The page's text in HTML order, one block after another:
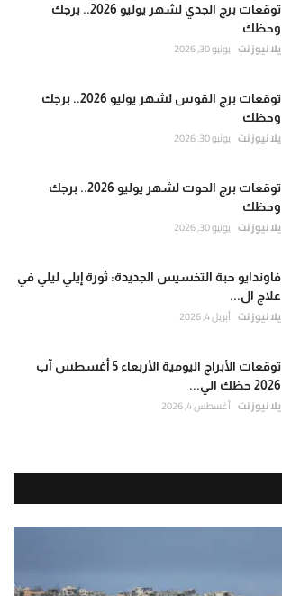
توقعات برج الجدي لشهر يوليو 2026.. برجك
وحظك
يلا نيوز نت يونيو 30, 2026
توقعات برج القوس لشهر يوليو 2026.. برجك
وحظك
يلا نيوز نت يونيو 30, 2026
توقعات برج الحوت لشهر يوليو 2026.. برجك
وحظك
يلا نيوز نت يونيو 30, 2026
فاوندايو حبة التخسيس الجديدة: ثورة إيلي ليلي في
علاج ال...
يلا نيوز نت أبريل 4, 2026
توقعات الأبراج اليومية الأربعاء 5 أغسطس آب
2026 حظك الي...
يلا نيوز نت أغسطس 4, 2026